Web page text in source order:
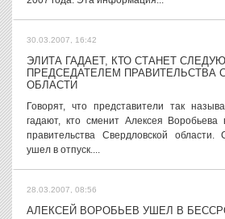
30.03.2007, 16:42
ЭЛИТА ГАДАЕТ, КТО СТАНЕТ
ПРЕДСЕДАТЕЛЕМ ПРАВИТЕЛЬСТВА
ОБЛАСТИ
Говорят, что представители так
гадают, кто сменит Алексея Воробьева
правительства Свердловской
ушел в отпуск....
28.03.2007, 08:56
АЛЕКСЕЙ ВОРОБЬЕВ УШЕЛ В